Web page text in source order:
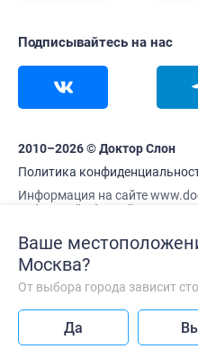
Главная Каталог
Подписывайтесь на нас
2010–2026 © Доктор Слон
Политика
Информация на сайте
публичной офертой
Лучше без VPN
Так сайт работает быстрее
Ваше
Москва?
От выбора города зависит
Да